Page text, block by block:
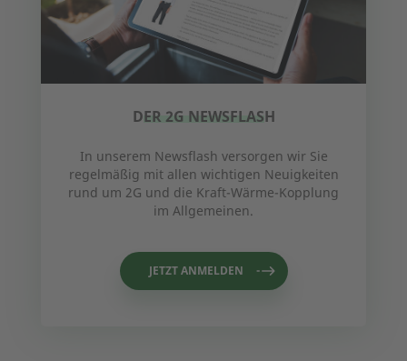
DER 2G NEWSFLASH
In unserem Newsflash versorgen wir Sie
regelmäßig mit allen wichtigen Neuigkeiten
rund um 2G und die Kraft-Wärme-Kopplung
im Allgemeinen.
JETZT ANMELDEN